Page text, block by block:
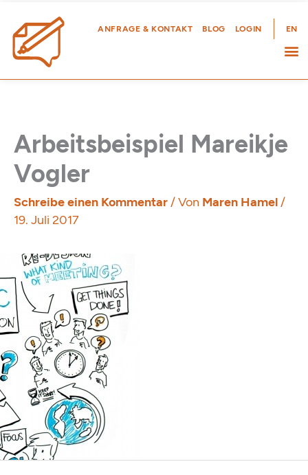
Inhalt
springen
ANFRAGE & KONTAKT BLOG LOGIN EN
Arbeitsbeispiel Mareikje
Vogler
Schreibe einen Kommentar/ Von Maren Hamel/
19. Juli 2017